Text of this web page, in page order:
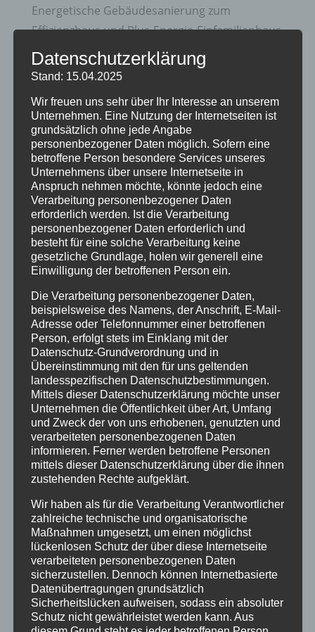
Energetische Gebäudesanierung zum
Effizienzhaus und Plus-Energie-Einfamilienhaus
Zukunftsorientierte Heiztechnik und Nutzung
erneuerbare Energien
20 Jahre Erzgruben Burgberg –
Jubiläumssommer mit vielen besonderen
Erlebnissen
Halbzeit im Mikrozensus
Burgberger Dorfabende
Kategorien
Allgemein
Amtliche Bekanntmachungen
Bürgerinformationen
Fortbildungen
Klimaschutz Best Practice
Startseite
Veranstaltungen
Stichwörter
2024 agathazell Aktion Allgäu alpsee-grünten
Bekanntmachung Brauchtum burgberg
Burgberg im Allgäu burgentage Bürger Bürgerbüro
Bürgerinfo bürgermeister corona Dorfplatz
ehrung Gemeinde Gemeinde Burgberg
gemeinderat Gesucht Grünten Grüntenhalle
Datenschutzerklärung
Stand: 15.04.2025
Wir freuen uns sehr über Ihr Interesse an unserem
Unternehmen. Eine Nutzung der Internetseiten ist
grundsätzlich ohne jede Angabe
personenbezogener Daten möglich. Sofern eine
betroffene Person besondere Services unseres
Unternehmens über unsere Internetseite in
Anspruch nehmen möchte, könnte jedoch eine
Verarbeitung personenbezogener Daten
erforderlich werden. Ist die Verarbeitung
personenbezogener Daten erforderlich und
besteht für eine solche Verarbeitung keine
gesetzliche Grundlage, holen wir generell eine
Einwilligung der betroffenen Person ein.
Die Verarbeitung personenbezogener Daten,
beispielsweise des Namens, der Anschrift, E-Mail-
Adresse oder Telefonnummer einer betroffenen
Person, erfolgt stets im Einklang mit der
Datenschutz-Grundverordnung und in
Übereinstimmung mit den für uns geltenden
landesspezifischen Datenschutzbestimmungen.
Mittels dieser Datenschutzerklärung möchte unser
Unternehmen die Öffentlichkeit über Art, Umfang
und Zweck der von uns erhobenen, genutzten und
verarbeiteten personenbezogenen Daten
informieren. Ferner werden betroffene Personen
mittels dieser Datenschutzerklärung über die ihnen
zustehenden Rechte aufgeklärt.
Wir haben als für die Verarbeitung Verantwortlicher
zahlreiche technische und organisatorische
Maßnahmen umgesetzt, um einen möglichst
lückenlosen Schutz der über diese Internetseite
verarbeiteten personenbezogenen Daten
sicherzustellen. Dennoch können Internetbasierte
Datenübertragungen grundsätzlich
Sicherheitslücken aufweisen, sodass ein absoluter
Schutz nicht gewährleistet werden kann. Aus